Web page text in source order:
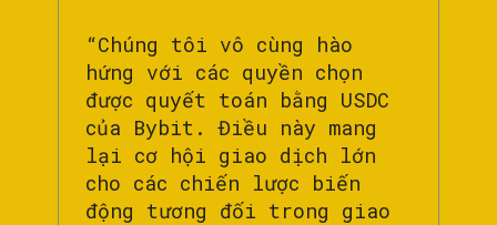
“Chúng tôi vô cùng hào
hứng với các quyền chọn
được quyết toán bằng USDC
của Bybit. Điều này mang
lại cơ hội giao dịch lớn
cho các chiến lược biến
động tương đối trong giao